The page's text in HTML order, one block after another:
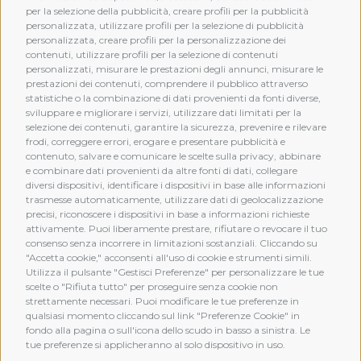
per la selezione della pubblicità, creare profili per la pubblicità
personalizzata, utilizzare profili per la selezione di pubblicità
personalizzata, creare profili per la personalizzazione dei
contenuti, utilizzare profili per la selezione di contenuti
personalizzati, misurare le prestazioni degli annunci, misurare le
prestazioni dei contenuti, comprendere il pubblico attraverso
statistiche o la combinazione di dati provenienti da fonti diverse,
sviluppare e migliorare i servizi, utilizzare dati limitati per la
selezione dei contenuti, garantire la sicurezza, prevenire e rilevare
frodi, correggere errori, erogare e presentare pubblicità e
contenuto, salvare e comunicare le scelte sulla privacy, abbinare
e combinare dati provenienti da altre fonti di dati, collegare
diversi dispositivi, identificare i dispositivi in base alle informazioni
trasmesse automaticamente, utilizzare dati di geolocalizzazione
precisi, riconoscere i dispositivi in base a informazioni richieste
attivamente. Puoi liberamente prestare, rifiutare o revocare il tuo
consenso senza incorrere in limitazioni sostanziali. Cliccando su
"Accetta cookie," acconsenti all'uso di cookie e strumenti simili.
Utilizza il pulsante "Gestisci Preferenze" per personalizzare le tue
scelte o "Rifiuta tutto" per proseguire senza cookie non
strettamente necessari. Puoi modificare le tue preferenze in
qualsiasi momento cliccando sul link "Preferenze Cookie" in
fondo alla pagina o sull'icona dello scudo in basso a sinistra. Le
tue preferenze si applicheranno al solo dispositivo in uso.
MEMBERSHIP